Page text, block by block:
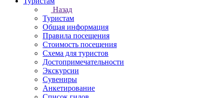
Назад
Туристам
Общая информация
Правила посещения
Стоимость посещения
Схема для туристов
Достопримечательности
Экскурсии
Сувениры
Анкетирование